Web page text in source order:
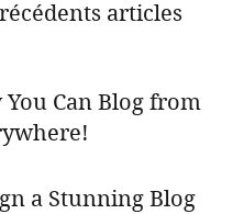
articles
You Can Blog from
a Stunning Blog